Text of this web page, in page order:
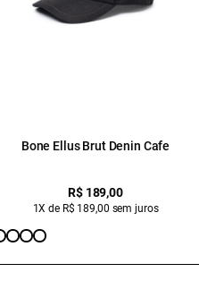
Bone Ellus Brut Denin Cafe
R$ 189,00
1X de R$ 189,00 sem juros